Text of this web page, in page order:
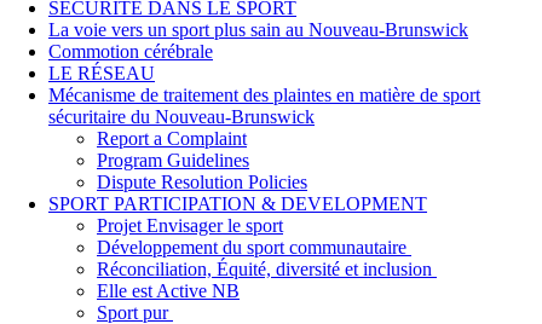
SÉCURITÉ DANS LE SPORT
La voie vers un sport plus sain au Nouveau-Brunswick
Commotion cérébrale
LE RÉSEAU
Mécanisme de traitement des plaintes en matière de sport
sécuritaire du Nouveau-Brunswick
Report a Complaint
Program Guidelines
Dispute Resolution Policies
SPORT PARTICIPATION & DEVELOPMENT
Projet Envisager le sport
Développement du sport communautaire
Réconciliation, Équité, diversité et inclusion
Elle est Active NB
Sport pur